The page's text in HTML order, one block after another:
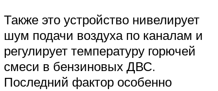
Также это устройство нивелирует
шум подачи воздуха по каналам и
регулирует температуру горючей
смеси в бензиновых ДВС.
Последний фактор особенно